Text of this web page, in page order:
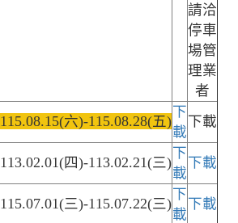
請洽
停車
場管
理業
者
115.08.15(六)-115.08.28(五)
下
載
下載
113.02.01(四)-113.02.21(三)
下
載
下載
115.07.01(三)-115.07.22(三)
下
載
下載